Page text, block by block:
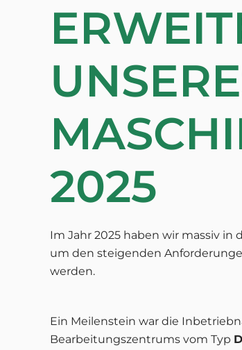
2025
Im Jahr 2025 haben wir massiv
um den steigenden
werden.
Ein Meilenstein war die
Bearbeitungszentrums vom Typ